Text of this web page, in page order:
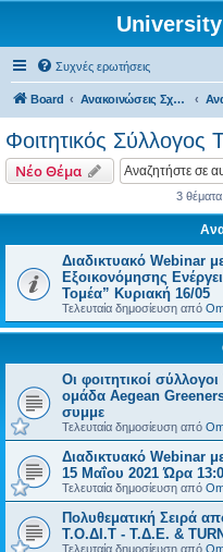
Συχνές ερωτήσεις
Board Ανακοινώσεις Σχολών, Τμημάτων, Συλλόγων & Υπηρεσιών
Φοιτητικός Σύλλογος
Νέο Θέμα
3
Διαδικτυακό Webinar
Εξοικονόμησης
Τομέα” Κυριακή 16/05
Τελευταία δημοσίευση από
Οι φοιτητικοί
ομάδα Aegean
συμμε
Τελευταία δημοσίευση από
Διαδικτυακό Webinar
15 Μαΐου 2021 Ώρα
Τελευταία δημοσίευση από
Πολυθεματική Σειρά
Τ.Ο.ΔΙ.Τ - Τ.Δ.Ε. &
Τελευταία δημοσίευση από